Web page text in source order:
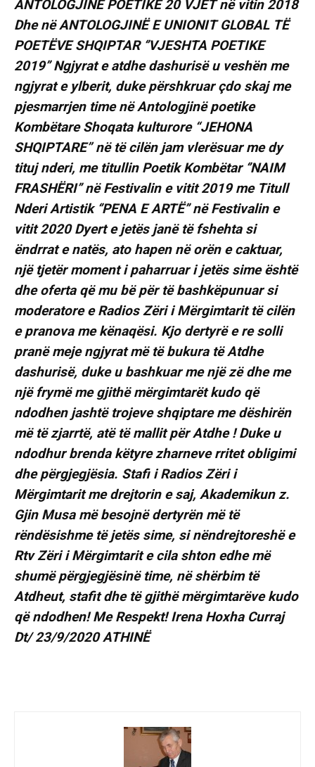
ANTOLOGJINË POETIKE 20 VJET në vitin 2018
Dhe në ANTOLOGJINË E UNIONIT GLOBAL TË
POETËVE SHQIPTAR ‘’VJESHTA POETIKE
2019’’ Ngjyrat e atdhe dashurisë u veshën me
ngjyrat e ylberit, duke përshkruar çdo skaj me
pjesmarrjen time në Antologjinë poetike
Kombëtare Shoqata kulturore “JEHONA
SHQIPTARE” në të cilën jam vlerësuar me dy
tituj nderi, me titullin Poetik Kombëtar ‘’NAIM
FRASHËRI’’ në Festivalin e vitit 2019 me Titull
Nderi Artistik ‘’PENA E ARTË’’ në Festivalin e
vitit 2020 Dyert e jetës janë të fshehta si
ëndrrat e natës, ato hapen në orën e caktuar,
një tjetër moment i paharruar i jetës sime është
dhe oferta që mu bë për të bashkëpunuar si
moderatore e Radios Zëri i Mërgimtarit të cilën
e pranova me kënaqësi. Kjo dertyrë e re solli
pranë meje ngjyrat më të bukura të Atdhe
dashurisë, duke u bashkuar me një zë dhe me
një frymë me gjithë mërgimtarët kudo që
ndodhen jashtë trojeve shqiptare me dëshirën
më të zjarrtë, atë të mallit për Atdhe ! Duke u
ndodhur brenda këtyre zharneve rritet obligimi
dhe përgjegjësia. Stafi i Radios Zëri i
Mërgimtarit me drejtorin e saj, Akademikun z.
Gjin Musa më besojnë dertyrën më të
rëndësishme të jetës sime, si nëndrejtoreshë e
Rtv Zëri i Mërgimtarit e cila shton edhe më
shumë përgjegjësinë time, në shërbim të
Atdheut, stafit dhe të gjithë mërgimtarëve kudo
që ndodhen! Me Respekt! Irena Hoxha Curraj
Dt/ 23/9/2020 ATHINË